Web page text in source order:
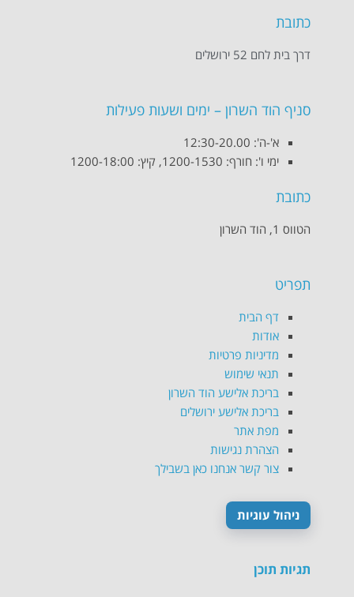
כתובת
דרך בית לחם 52 ירושלים
סניף הוד השרון – ימים ושעות פעילות
א'-ה': 12:30-20.00
ימי ו': חורף: 1200-1530, קיץ: 1200-18:00
כתובת
הטווס 1, הוד השרון
תפריט
דף הבית
אודות
מדיניות פרטיות
תנאי שימוש
בריכת אלישע הוד השרון
בריכת אלישע ירושלים
מפת אתר
הצהרת נגישות
צור קשר אנחנו כאן בשבילך
ניהול עוגיות
תגיות תוכן